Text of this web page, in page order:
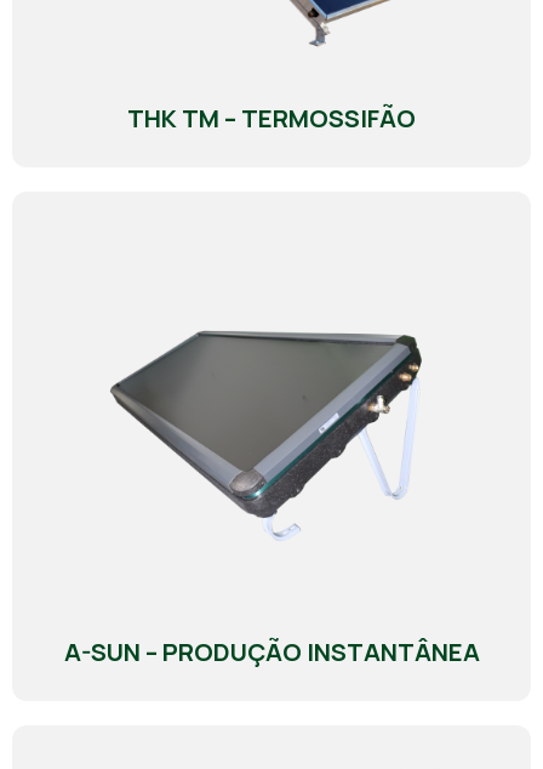
THK TM – TERMOSSIFÃO
A-SUN – PRODUÇÃO INSTANTÂNEA